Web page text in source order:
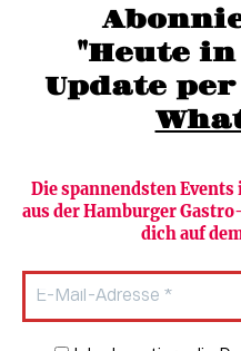
"Heute
Die spannendsten Events
aus der Hamburger
dich auf
moc.grubmah-enezs@ofni
Newsletter abonnieren
HAMBURG PUR